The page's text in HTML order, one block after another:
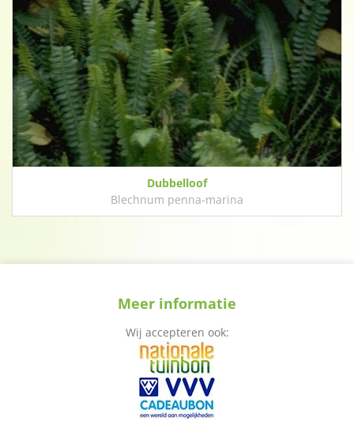
Dubbelloof
Blechnum penna-marina
Meer informatie
Wij accepteren ook: